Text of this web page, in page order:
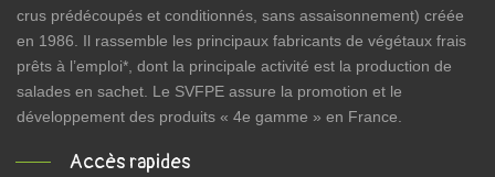
crus prédécoupés et conditionnés, sans assaisonnement) créée
en 1986. Il rassemble les principaux fabricants de végétaux frais
prêts à l’emploi*, dont la principale activité est la production de
salades en sachet. Le SVFPE assure la promotion et le
développement des produits « 4e gamme » en France.
Accès rapides